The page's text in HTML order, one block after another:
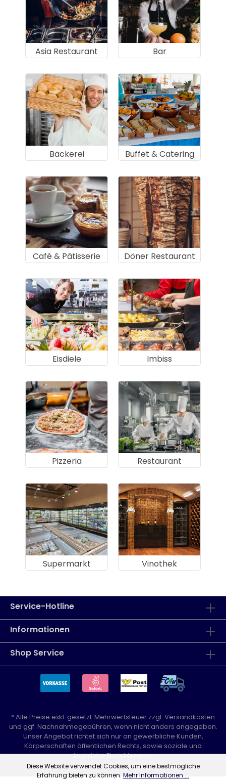
Asia Restaurant Bar
Bäckerei Buffet & Catering
Café & Pâtisserie Döner Restaurant
Eisdiele Imbiss
Pizzeria Restaurant
Supermarkt Vinothek
Service-Hotline
Informationen
Shop Service
* Alle Preise exkl. gesetzl. Mehrwertsteuer zzgl. Versandkosten
und ggf. Nachnahmegebühren, wenn nicht anders angegeben.
Unser Angebot richtet sich nur an gewerbliche Kunden,
Körperschaften öffentlichen Rechts, sowie soziale und
kirchliche Einrichtungen.
Diese Website verwendet Cookies, um eine bestmögliche
Erfahrung bieten zu können. Mehr Informationen ...